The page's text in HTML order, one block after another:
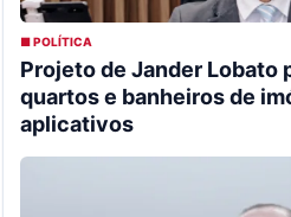
■ POLÍTICA
Projeto de Jander Lobato
quartos e banheiros de
aplicativos